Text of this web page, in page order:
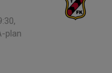
plan